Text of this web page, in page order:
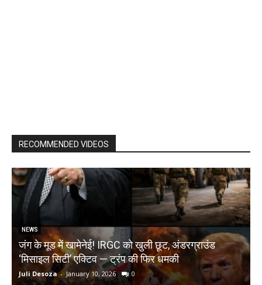
RECOMMENDED VIDEOS
NEWS
जंग के मूड में खामेनेई! IRGC को खुली छूट, अंडरग्राउंड
‘मिसाइल सिटी’ एक्टिव — ट्रंप की फिर धमकी
Juli Desoza - January 10, 2026 0